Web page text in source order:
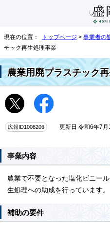
現在の位置： トップページ > 事業者の
チック再生処理事業
農業用廃プラスチック
広報ID1008206 更新日 令和6年7月
事業内容
農業で不要となった塩化ビニー
生処理への助成を行っています。
補助の要件